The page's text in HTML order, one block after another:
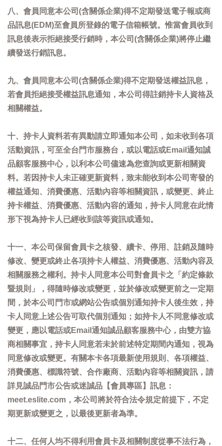
八、會員同意本公司(含關係企業)得不定期發送電子報或商
品訊息(EDM)至會員所登錄的電子信箱帳號。惟當會員收到
訊息後表示拒絕接受行銷時，本公司(含關係企業)將停止繼
續發送行銷訊息。
九、會員同意本公司(含關係企業)得不定期發送權益訊息，
若會員拒絕接受權益訊息通知，本公司得註銷持卡人資格及
相關權益。
十、持卡人資料若有異動請立即通知本公司，如未收到各項
活動資訊，可至全台門市服務台，或以電話或Email通知誠
品顧客服務中心，以利本公司儘速為您查詢或更新相關資
料。若因持卡人未正確更新資料，致未能收到本公司寄發的
權益通知、消費優惠、活動內容等相關資訊，或變更、終止
持卡權益、消費優惠、活動內容的通知，持卡人同意在此情
形下視為持卡人已經收到該等資訊或通知。
十一、本公司保留會員卡之核發、續卡、停用、註銷及隨時
修改、變更或終止各項持卡人權益、消費優惠、活動內容及
相關服務之權利。持卡人同意本公司對會員卡之「約定條款
暨規則」，得隨時修改或變更，並於修改或變更前之一定期
間，於本公司門市或網站公告或個別通知持卡人後生效，持
卡人同意上述公告可取代個別通知；如持卡人不同意修改或
變更，應以電話或Email通知誠品顧客服務中心，由雙方協
商相關事宜，持卡人同意若未於前述特定期間內通知，視為
同意修改或變更。有關本卡各項最新使用規則、各項權益、
消費優惠、標識符號、合作廠商、活動內容等相關資訊，請
詳見誠品門市公告或迷誠品【會員專區】訊息：
meet.eslite.com，本公司將於符合法令規定前提下，不定
期更新或變更之，以最後更新者為準。
十二、任何人均不得利用會員卡及相關制度從事不法行為，